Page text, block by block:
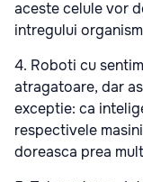
aceste celule vor
intregului
4. Roboti cu
atragatoare, dar
exceptie: ca
respectivele
doreasca prea